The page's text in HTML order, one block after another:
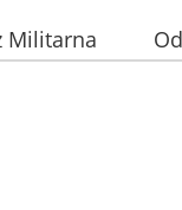
Militarna